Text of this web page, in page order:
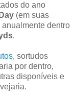
do ano
(em suas
anualmente dentro
.
, sortudos
por dentro,
disponíveis e